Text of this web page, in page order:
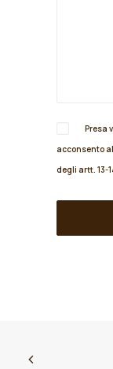
Presa
acconsento
degli artt. 13-